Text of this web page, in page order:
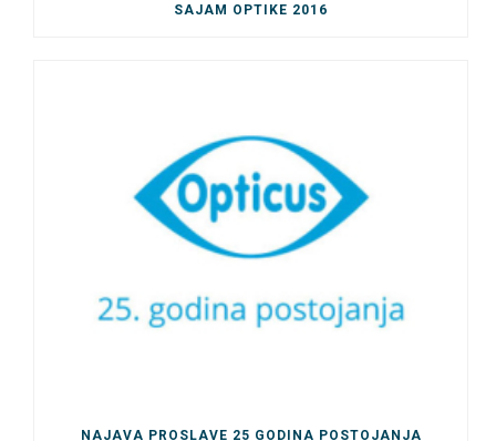
SAJAM OPTIKE 2016
NAJAVA PROSLAVE 25 GODINA POSTOJANJA